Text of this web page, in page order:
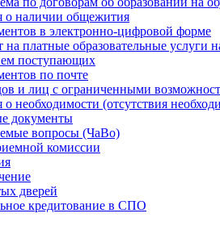
наличии общежития
в электронно-цифровой форме
на платные образовательные услуги
поступающих
по почте
и лиц с ограниченными
необходимости (отсутствия
документы
вопросы (ЧаВо)
комиссии
дверей
кредитование в СПО